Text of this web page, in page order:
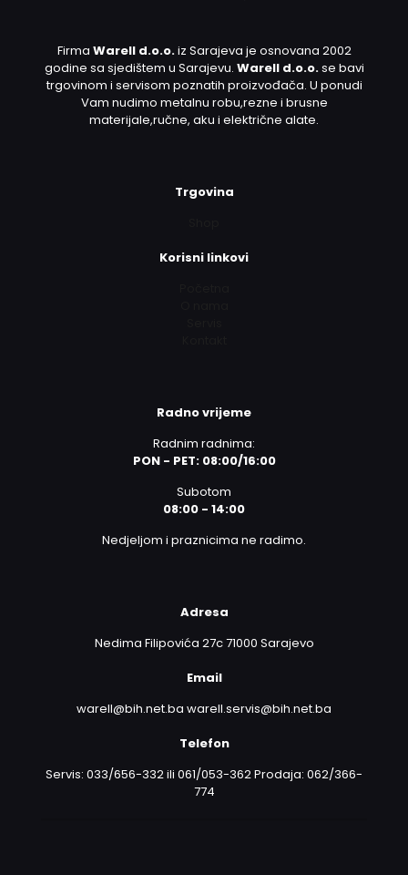
Firma Warell d.o.o.iz Sarajeva je osnovana 2002
godine sa sjedištem u Sarajevu. Warell d.o.o.se bavi
trgovinom i servisom poznatih proizvođača. U ponudi
Vam nudimo metalnu robu,rezne i brusne
materijale,ručne, aku i električne alate.
Trgovina
Korisni linkovi
Radno vrijeme
Radnim radnima:
PON - PET: 08:00/16:00
Subotom
08:00 - 14:00
Nedjeljom i praznicima ne radimo.
Adresa
Nedima Filipovića 27c 71000 Sarajevo
Email
warell@bih.net.ba warell.servis@bih.net.ba
Telefon
Servis: 033/656-332 ili 061/053-362 Prodaja: 062/366-
774